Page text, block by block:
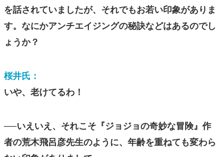
を話されていましたが、それでもお若い印象がありま
す。なにかアンチエイジングの秘訣などはあるのでし
ょうか？
桜井氏：
いや、老けてるわ！
──いえいえ、それこそ 『ジョジョの奇妙な冒険』 作
者の荒木飛呂彦先生のように、年齢を重ねても変わら